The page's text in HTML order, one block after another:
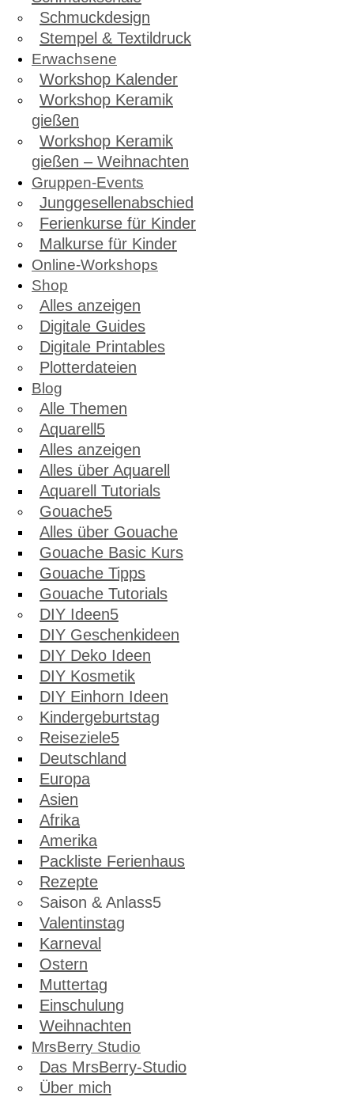
Schmuckdesign
Stempel & Textildruck
Erwachsene
Workshop Kalender
Workshop Keramik
gießen
Workshop Keramik
gießen – Weihnachten
Gruppen-Events
Junggesellenabschied
Ferienkurse für Kinder
Malkurse für Kinder
Online-Workshops
Shop
Alles anzeigen
Digitale Guides
Digitale Printables
Plotterdateien
Blog
Alle Themen
Aquarell
Alles anzeigen
Alles über Aquarell
Aquarell Tutorials
Gouache
Alles über Gouache
Gouache Basic Kurs
Gouache Tipps
Gouache Tutorials
DIY Ideen
DIY Geschenkideen
DIY Deko Ideen
DIY Kosmetik
DIY Einhorn Ideen
Kindergeburtstag
Reiseziele
Deutschland
Europa
Asien
Afrika
Amerika
Packliste Ferienhaus
Rezepte
Saison & Anlass
Valentinstag
Karneval
Ostern
Muttertag
Einschulung
Weihnachten
MrsBerry Studio
Das MrsBerry-Studio
Über mich